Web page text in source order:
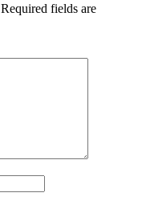
Required fields are